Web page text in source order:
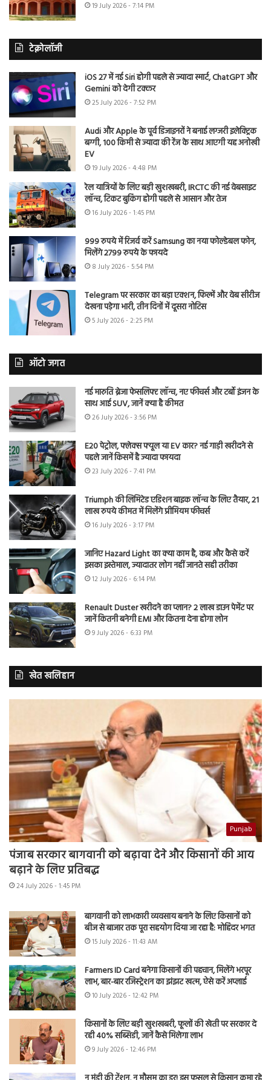
19 July 2026 - 7:14 PM
टेक्नोलॉजी
iOS 27 में नई Siri होगी पहले से ज्यादा स्मार्ट, ChatGPT और
Gemini को देगी टक्कर
25 July 2026 - 7:52 PM
Audi और Apple के पूर्व डिजाइनरों ने बनाई लग्जरी इलेक्ट्रिक
बग्गी, 100 किमी से ज्यादा की रेंज के साथ आएगी यह अनोखी
EV
19 July 2026 - 4:48 PM
रेल यात्रियों के लिए बड़ी खुशखबरी, IRCTC की नई वेबसाइट
लॉन्च, टिकट बुकिंग होगी पहले से आसान और तेज
16 July 2026 - 1:45 PM
999 रुपये में रिजर्व करें Samsung का नया फोल्डेबल फोन,
मिलेंगे 2799 रुपये के फायदे
8 July 2026 - 5:54 PM
Telegram पर सरकार का बड़ा एक्शन, फिल्में और वेब सीरीज
देखना पड़ेगा भारी, तीन दिनों में दूसरा नोटिस
5 July 2026 - 2:25 PM
ऑटो जगत
नई मारुति ब्रेजा फेसलिफ्ट लॉन्च, नए फीचर्स और टर्बो इंजन के
साथ आई SUV, जानें क्या है कीमत
26 July 2026 - 3:56 PM
E20 पेट्रोल, फ्लेक्स फ्यूल या EV कार? नई गाड़ी खरीदने से
पहले जानें किसमें है ज्यादा फायदा
23 July 2026 - 7:41 PM
Triumph की लिमिटेड एडिशन बाइक लॉन्च के लिए तैयार, 21
लाख रुपये कीमत में मिलेंगे प्रीमियम फीचर्स
16 July 2026 - 3:17 PM
जानिए Hazard Light का क्या काम है, कब और कैसे करें
इसका इस्तेमाल, ज्यादातर लोग नहीं जानते सही तरीका
12 July 2026 - 6:14 PM
Renault Duster खरीदने का प्लान? 2 लाख डाउन पेमेंट पर
जानें कितनी बनेगी EMI और कितना देना होगा लोन
9 July 2026 - 6:33 PM
खेत खलिहान
Punjab
पंजाब सरकार बागवानी को बढ़ावा देने और किसानों की आय
बढ़ाने के लिए प्रतिबद्ध
24 July 2026 - 1:45 PM
बागवानी को लाभकारी व्यवसाय बनाने के लिए किसानों को
बीज से बाजार तक पूरा सहयोग दिया जा रहा है: मोहिंदर भगत
15 July 2026 - 11:43 AM
Farmers ID Card बनेगा किसानों की पहचान, मिलेंगे भरपूर
लाभ, बार-बार रजिस्ट्रेशन का झंझट खत्म, ऐसे करें अप्लाई
10 July 2026 - 12:42 PM
किसानों के लिए बड़ी खुशखबरी, फूलों की खेती पर सरकार दे
रही 40% सब्सिडी, जानें कैसे मिलेगा लाभ
9 July 2026 - 12:46 PM